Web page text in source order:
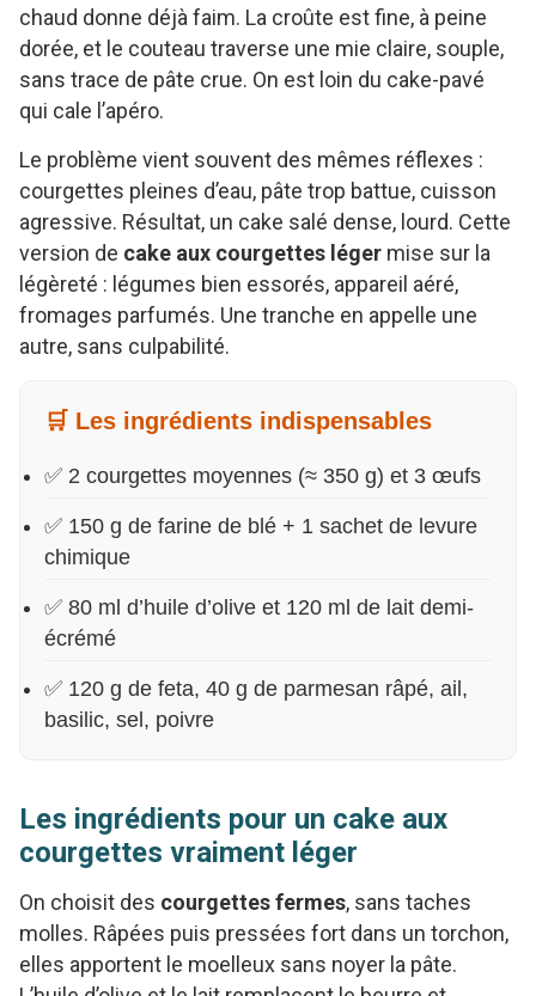
chaud donne déjà faim. La croûte est fine, à peine
dorée, et le couteau traverse une mie claire, souple,
sans trace de pâte crue. On est loin du cake-pavé
qui cale l’apéro.
Le problème vient souvent des mêmes réflexes :
courgettes pleines d’eau, pâte trop battue, cuisson
agressive. Résultat, un cake salé dense, lourd. Cette
version de cake aux courgettes léger mise sur la
légèreté : légumes bien essorés, appareil aéré,
fromages parfumés. Une tranche en appelle une
autre, sans culpabilité.
🛒 Les ingrédients indispensables
✅ 2 courgettes moyennes (≈ 350 g) et 3 œufs
✅ 150 g de farine de blé + 1 sachet de levure
chimique
✅ 80 ml d’huile d’olive et 120 ml de lait demi-
écrémé
✅ 120 g de feta, 40 g de parmesan râpé, ail,
basilic, sel, poivre
Les ingrédients pour un cake aux
courgettes vraiment léger
On choisit des courgettes fermes, sans taches
molles. Râpées puis pressées fort dans un torchon,
elles apportent le moelleux sans noyer la pâte.